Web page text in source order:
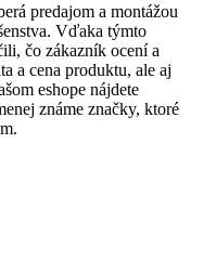
predajom a montážou
Vďaka týmto
čo zákazník ocení a
a cena produktu, ale aj
eshope nájdete
známe značky, ktoré